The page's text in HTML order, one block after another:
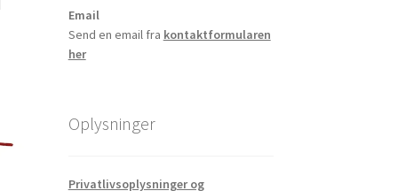
Email
Send en email fra kontaktformularen
her
Oplysninger
Privatlivsoplysninger og